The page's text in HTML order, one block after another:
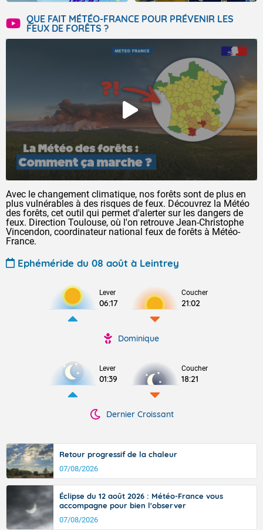
QUE FAIT MÉTÉO-FRANCE POUR PRÉVENIR LES
FEUX DE FORÊTS ?
Avec le changement climatique, nos forêts sont de plus en
plus vulnérables à des risques de feux. Découvrez la Météo
des forêts, cet outil qui permet d'alerter sur les dangers de
feux. Direction Toulouse, où l'on retrouve Jean-Christophe
Vincendon, coordinateur national feux de forêts à Météo-
France.
Ephéméride du 08 août à Leintrey
Lever
06:17
Coucher
21:02
Dominique
Lever
01:39
Coucher
18:21
Dernier Croissant
Retour progressif de la chaleur
07/08/2026
Éclipse du 12 août 2026 : Météo-France vous
accompagne pour bien l'observer
07/08/2026